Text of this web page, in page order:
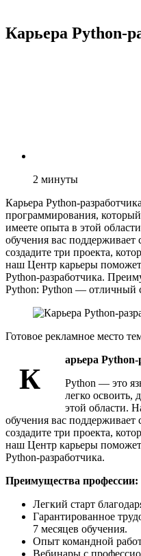
Карьера Python-
2 минуты
Карьера Python-
программирования,
имеете опыта в этой
обучения вас
создадите три проекта,
наш Центр карьеры поможет
Python-разработчика.
Python: Python — отличный
Готовое рекламное место
К
арьера Python-
Python — это
легко освоить,
этой области.
обучения вас
создадите три проекта,
наш Центр карьеры поможет
Python-разработчика.
Преимущества профессии:
Легкий старт
Гарантированное
7 месяцев обучения.
Опыт командной
Вебинары с